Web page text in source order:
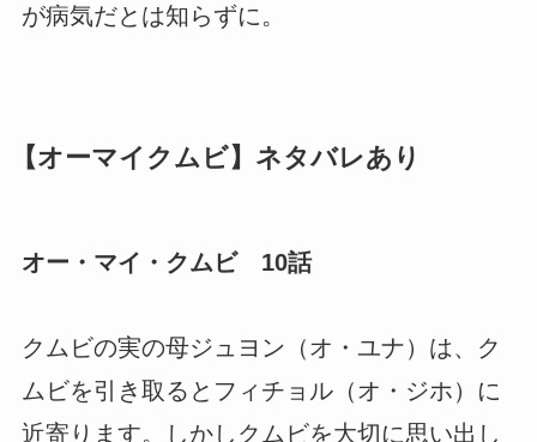
が病気だとは知らずに。
【オーマイクムビ】ネタバレあり
オー・マイ・クムビ 10話
クムビの実の母ジュヨン（オ・ユナ）は、ク
ムビを引き取るとフィチョル（オ・ジホ）に
近寄ります。しかしクムビを大切に思い出し